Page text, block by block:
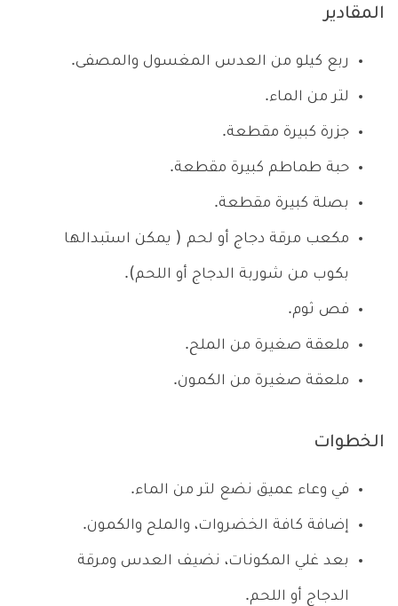
المقادير
ربع كيلو من العدس المغسول والمصفى.
لتر من الماء.
جزرة كبيرة مقطعة.
حبة طماطم كبيرة مقطعة.
بصلة كبيرة مقطعة.
مكعب مرقة دجاج أو لحم ( يمكن استبدالها
بكوب من شوربة الدجاج أو اللحم).
فص ثوم.
ملعقة صغيرة من الملح.
ملعقة صغيرة من الكمون.
الخطوات
في وعاء عميق نضع لتر من الماء.
إضافة كافة الخضروات، والملح والكمون.
بعد غلي المكونات، نضيف العدس ومرقة
الدجاج أو اللحم.